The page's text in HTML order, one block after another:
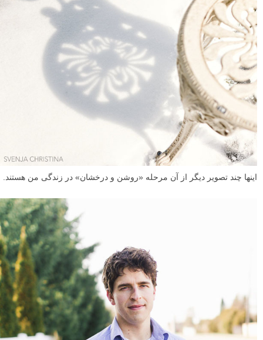
اینها چند تصویر دیگر از آن مرحله «روشن و درخشان» در زندگی من هستند.